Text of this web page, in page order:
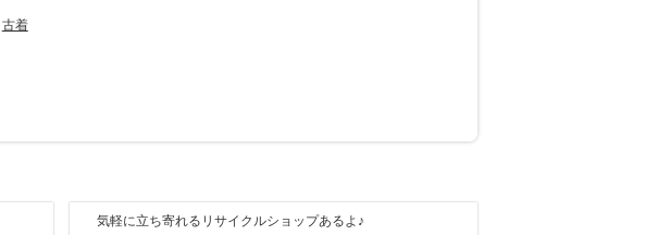
古着
気軽に立ち寄れるリサイクルショップあるよ♪